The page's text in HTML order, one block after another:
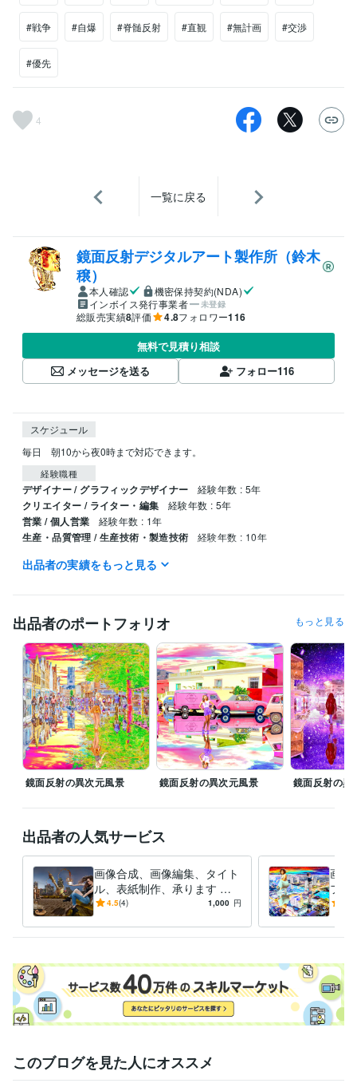
#戦争 #自爆 #脊髄反射 #直観 #無計画 #交渉
#優先
4
一覧に戻る
鏡面反射デジタルアート製作所（鈴木
穣）
本人確認
機密保持契約(NDA)
インボイス発行事業者
未登録
総販売実績8評価 4.8フォロワー116
無料で見積り相談
メッセージを送る
フォロー116
スケジュール
毎日　朝10から夜0時まで対応できます。
経験職種
デザイナー / グラフィックデザイナー 経験年数 : 5年
クリエイター / ライター・編集 経験年数 : 5年
営業 / 個人営業 経験年数 : 1年
生産・品質管理 / 生産技術・製造技術 経験年数 : 10年
職歴
動画編集・映像制作 画像合成、画像修正、タイトル制作、ブログ
合成画像 合成写真 タイトル制作 表紙制作
ブログ記事
アフェリエイト
ニュース記事 スチームパンク サイバーパンク 小説
学歴
東京都立工芸高等学校 1988年3月 ~ 1990年2月
出品者の実績をもっと見る
出品者のポートフォリオ もっと見る
鏡面反射の異次元風景 鏡面反射の異次元風景 鏡面反射の異
出品者の人気サービス
画像合成、画像編集、タイト
ル、表紙制作、承ります シ
ュールで異次元な世界の空間
4.5(4) 1,000 円
画像
フト
で、
このブログを見た人にオススメ